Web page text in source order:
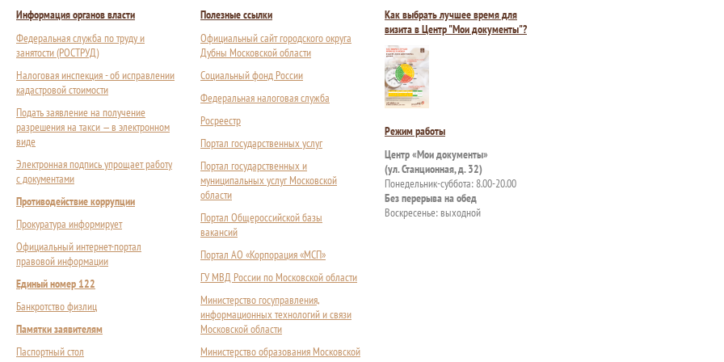
Информация органов власти
Федеральная служба по труду и
занятости (РОСТРУД)
Налоговая инспекция - об исправлении
кадастровой стоимости
Подать заявление на получение
разрешения на такси — в электронном
виде
Электронная подпись упрощает работу
с документами
Противодействие коррупции
Прокуратура информирует
Официальный интернет-портал
правовой информации
Единый номер 122
Банкротство физлиц
Памятки заявителям
Паспортный стол
Полезные ссылки
Официальный сайт городского округа
Дубны Московской области
Социальный фонд России
Федеральная налоговая служба
Росреестр
Портал государственных услуг
Портал государственных и
муниципальных услуг Московской
области
Портал Общероссийской базы
вакансий
Портал АО «Корпорация «МСП»
ГУ МВД России по Московской области
Министерство госуправления,
информационных технологий и связи
Московской области
Министерство образования Московской
Как выбрать лучшее время для
визита в Центр "Мои документы"?
Режим работы
Центр «Мои документы»
(ул. Станционная, д. 32)
Понедельник-суббота: 8.00-20.00
Без перерыва на обед
Воскресенье: выходной